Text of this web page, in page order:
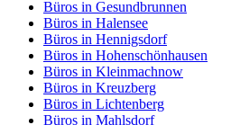
Büros in Gesundbrunnen
Büros in Halensee
Büros in Hennigsdorf
Büros in Hohenschönhausen
Büros in Kleinmachnow
Büros in Kreuzberg
Büros in Lichtenberg
Büros in Mahlsdorf